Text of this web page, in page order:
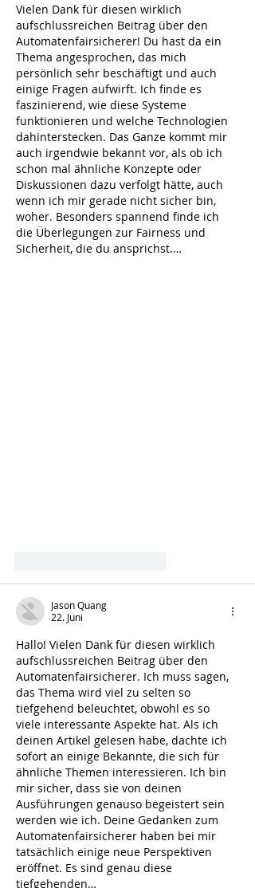
Vielen Dank für diesen wirklich
aufschlussreichen Beitrag über den
Automatenfairsicherer! Du hast da ein
Thema angesprochen, das mich
persönlich sehr beschäftigt und auch
einige Fragen aufwirft. Ich finde es
faszinierend, wie diese Systeme
funktionieren und welche Technologien
dahinterstecken. Das Ganze kommt mir
auch irgendwie bekannt vor, als ob ich
schon mal ähnliche Konzepte oder
Diskussionen dazu verfolgt hätte, auch
wenn ich mir gerade nicht sicher bin,
woher. Besonders spannend finde ich
die Überlegungen zur Fairness und
Sicherheit, die du ansprichst.…
Jason Quang
22. Juni
Hallo! Vielen Dank für diesen wirklich
aufschlussreichen Beitrag über den
Automatenfairsicherer. Ich muss sagen,
das Thema wird viel zu selten so
tiefgehend beleuchtet, obwohl es so
viele interessante Aspekte hat. Als ich
deinen Artikel gelesen habe, dachte ich
sofort an einige Bekannte, die sich für
ähnliche Themen interessieren. Ich bin
mir sicher, dass sie von deinen
Ausführungen genauso begeistert sein
werden wie ich. Deine Gedanken zum
Automatenfairsicherer haben bei mir
tatsächlich einige neue Perspektiven
eröffnet. Es sind genau diese
tiefgehenden…